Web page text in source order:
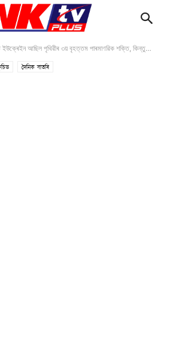
আছিল পৃথিৱীৰ ৩য় বৃহত্তম পাৰমাণৱিক শক্তি, কিন্তু…
দৈনিক বাতৰি